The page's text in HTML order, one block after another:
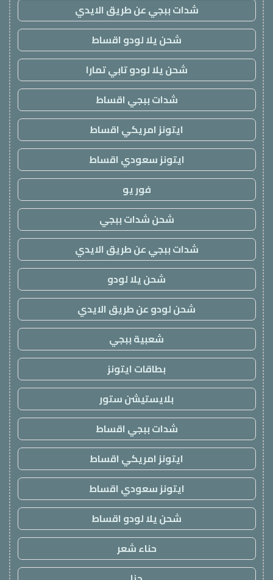
شدات ببجي عن طريق الايدي
شحن يلا لودو اقساط
شحن يلا لودو تابي تمارا
شدات ببجي اقساط
ايتونز امريكي اقساط
ايتونز سعودي اقساط
فور يو
شحن شدات ببجي
شدات ببجي عن طريق الايدي
شحن يلا لودو
شحن لودو عن طريق الايدي
شعبية ببجي
بطاقات ايتونز
بلايستيشن ستور
شدات ببجي اقساط
ايتونز امريكي اقساط
ايتونز سعودي اقساط
شحن يلا لودو اقساط
حناء شعر